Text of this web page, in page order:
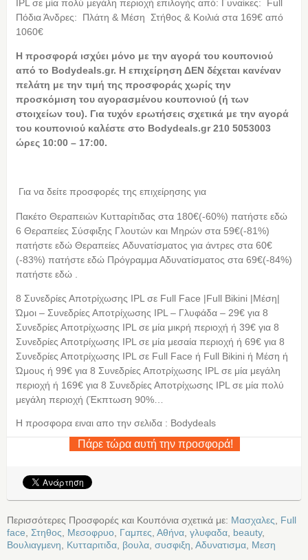
IPL σε μία πολύ μεγάλη περιοχή επιλογής από: Γυναίκες: Full
Πόδια Άνδρες: Πλάτη & Μέση Στήθος & Κοιλιά στα 169€ από
1060€
Η προσφορά ισχύει μόνο με την αγορά του κουπονιού
από το Bodydeals.gr. Η επιχείρηση ΔΕΝ δέχεται κανέναν
πελάτη με την τιμή της προσφοράς χωρίς την
προσκόμιση του αγορασμένου κουπονιού (ή των
στοιχείων του). Για τυχόν ερωτήσεις σχετικά με την αγορά
του κουπονιού καλέστε στο Bodydeals.gr 210 5053003
ώρες 10:00 – 17:00.
Για να δείτε προσφορές της επιχείρησης για
Πακέτο Θεραπειών Κυτταρίτιδας στα 180€(-60%) πατήστε εδώ
6 Θεραπείες Σύσφιξης Γλουτών και Μηρών στα 59€(-81%)
πατήστε εδώ Θεραπείες Αδυνατίσματος για άντρες στα 60€
(-83%) πατήστε εδώ Πρόγραμμα Αδυνατίσματος στα 69€(-84%)
πατήστε εδώ .
8 Συνεδρίες Αποτρίχωσης IPL σε Full Face |Full Bikini |Μέση|
Ώμοι – Συνεδρίες Αποτρίχωσης IPL – Γλυφάδα – 29€ για 8
Συνεδρίες Αποτρίχωσης IPL σε μία μικρή περιοχή ή 39€ για 8
Συνεδρίες Αποτρίχωσης IPL σε μία μεσαία περιοχή ή 69€ για 8
Συνεδρίες Αποτρίχωσης IPL σε Full Face ή Full Bikini ή Μέση ή
Ώμους ή 99€ για 8 Συνεδρίες Αποτρίχωσης IPL σε μία μεγάλη
περιοχή ή 169€ για 8 Συνεδρίες Αποτρίχωσης IPL σε μία πολύ
μεγάλη περιοχή (Έκπτωση 90%…
Η προσφορα ειναι απο την σελιδα : Bodydeals
Πάρε τώρα αυτή την προσφορά!
Περισσότερες Προσφορές και Κουπόνια σχετικά με: Μασχαλες
Full
face
Στηθος Μεσοφρυο Γαμπες Αθήνα γλυφαδα beauty,
Βουλιαγμενη
Κυτταριτιδα βουλα συσφιξη Αδυνατισμα Μεση